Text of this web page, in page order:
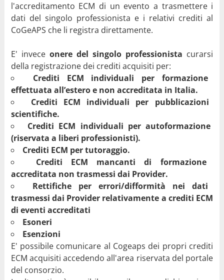
l'accreditamento ECM di un evento a trasmettere i
dati del singolo professionista e i relativi crediti al
CoGeAPS che li registra direttamente.
E' invece onere del singolo professionista curarsi
della registrazione dei crediti acquisiti per:
Crediti ECM individuali per formazione
effettuata all’estero e non accreditata in Italia.
Crediti ECM individuali per pubblicazioni
scientifiche.
Crediti ECM individuali per autoformazione
(riservata a liberi professionisti).
Crediti ECM per tutoraggio.
Crediti ECM mancanti di formazione
accreditata non trasmessi dai Provider.
Rettifiche per errori/difformità nei dati
trasmessi dai Provider relativamente a crediti ECM
di eventi accreditati
Esoneri
Esenzioni
E' possibile comunicare al Cogeaps dei propri crediti
ECM acquisiti accedendo all'area riservata del portale
del consorzio.